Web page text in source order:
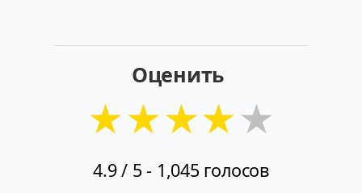
Оценить
★★★★★
4.9/ 5 - 1,045 голосов